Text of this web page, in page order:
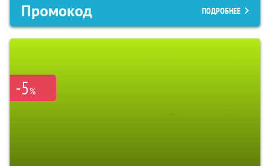
Промокод ПОДРОБНЕЕ
-5%